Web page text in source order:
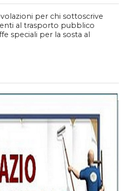
per chi sottoscrive
al trasporto pubblico
speciali per la sosta al